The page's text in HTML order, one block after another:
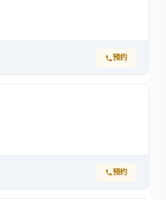
预约
预约